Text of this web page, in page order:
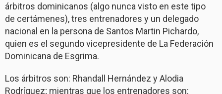
árbitros dominicanos (algo nunca visto en este tipo
de certámenes), tres entrenadores y un delegado
nacional en la persona de Santos Martin Pichardo,
quien es el segundo vicepresidente de La Federación
Dominicana de Esgrima.
Los árbitros son: Rhandall Hernández y Alodia
Rodríguez; mientras que los entrenadores son: